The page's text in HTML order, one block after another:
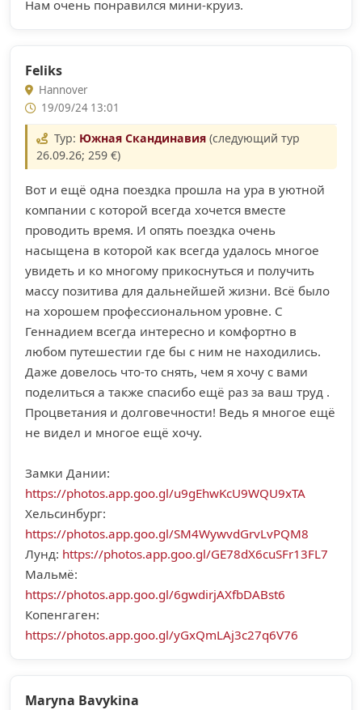
Нам очень понравился мини-круиз.
Feliks
Hannover
19/09/24 13:01
Тур: Южная Скандинавия(следующий тур
26.09.26; 259 €)
Вот и ещё одна поездка прошла на ура в уютной
компании с которой всегда хочется вместе
проводить время. И опять поездка очень
насыщена в которой как всегда удалось многое
увидеть и ко многому прикоснуться и получить
массу позитива для дальнейшей жизни. Всё было
на хорошем профессиональном уровне. С
Геннадием всегда интересно и комфортно в
любом путешестии где бы с ним не находились.
Даже довелось что-то снять, чем я хочу с вами
поделиться а также спасибо ещё раз за ваш труд .
Процветания и долговечности! Ведь я многое ещё
не видел и многое ещё хочу.
Замки Дании:
https://photos.app.goo.gl/u9gEhwKcU9WQU9xTA
Хельсинбург:
https://photos.app.goo.gl/SM4WywvdGrvLvPQM8
Лунд: https://photos.app.goo.gl/GE78dX6cuSFr13FL7
Мальмё:
https://photos.app.goo.gl/6gwdirjAXfbDABst6
Копенгаген:
https://photos.app.goo.gl/yGxQmLAj3c27q6V76
Maryna Bavykina